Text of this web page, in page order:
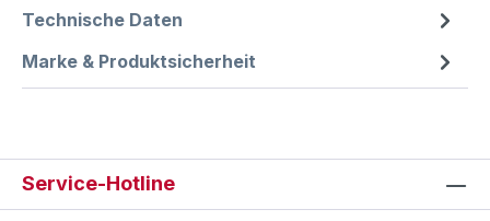
Technische Daten
Marke & Produktsicherheit
Service-Hotline